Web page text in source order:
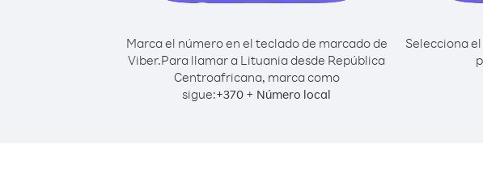
Marca el número en el teclado de marcado de
Viber.Para llamar a Lituania desde República
Centroafricana, marca como
sigue:+370 + Número local
Selecciona